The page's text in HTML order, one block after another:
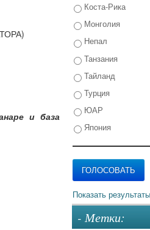
и база
Коста-Рика
Монголия
Непал
Танзания
Тайланд
Турция
ЮАР
Япония
- Метки: